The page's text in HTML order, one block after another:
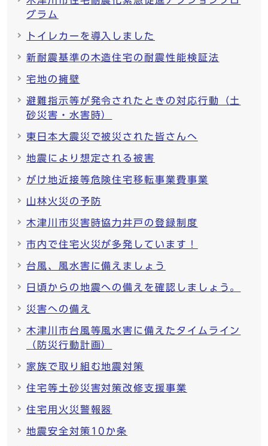
グラム
トイレカーを導入しました
新耐震基準の木造住宅の耐震性能検証法
宅地の擁壁
避難指示等が発令されたときの対応行動（土
砂災害・水害時）
東日本大震災で被災された皆さんへ
地震により想定される被害
がけ地近接等危険住宅移転事業費事業
山林火災の予防
木津川市災害時協力井戸の登録制度
市内で住宅火災が多発しています！
台風、風水害に備えましょう
日頃からの地震への備えを確認しましょう。
災害への備え
木津川市台風等風水害に備えたタイムライン
（防災行動計画）
家族で取り組む地震対策
住宅等土砂災害対策改修支援事業
住宅用火災警報器
地震安全対策10か条